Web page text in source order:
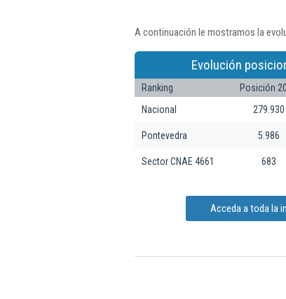
A continuación le mostramos la
Evolución
Ranking Posición
Nacional
279.930
Pontevedra 5.986
Sector CNAE 4661 683
Acceda a toda la